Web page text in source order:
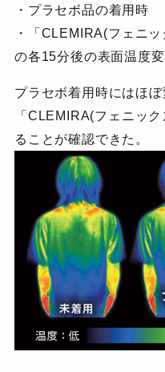
・プラセボ品の着用時
・「CLEMIRA(フェニ
の各15分後の表面温度変
プラセボ着用時にはほ
「CLEMIRA(フェニッ
ることが確認できた。